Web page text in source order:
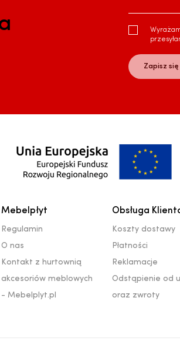
Mebelpłyt
Regulamin
O nas
Kontakt z hurtownią
akcesoriów meblowych
- Mebelplyt.pl
Obsługa
Koszty dostawy
Płatności
Reklamacje
Odstąpienie od
oraz zwroty